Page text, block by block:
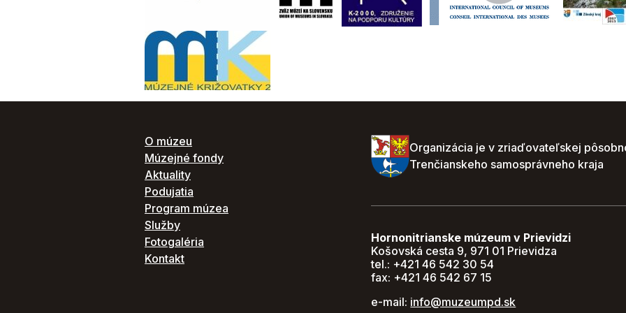
O múzeu
Múzejné fondy
Aktuality
Podujatia
Program múzea
Služby
Fotogaléria
Kontakt
Organizácia je v zriaďovateľskej
Trenčianskeho samosprávneho kraja
Hornonitrianske múzeum v Prievidzi
Košovská cesta 9, 971 01 Prievidza
tel.: +421 46 542 30 54
fax: +421 46 542 67 15
e-mail: info@muzeumpd.sk